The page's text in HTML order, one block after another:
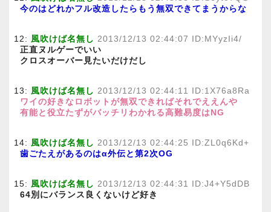
今のはどれかフル改造したらもう無双できてまうからな
12: 風吹けば名無し 2013/12/13 02:44:07 ID:MYyzIi4/
正直ヌルゲーでいい
クロスオーバー見たいだけだし
13: 風吹けば名無し 2013/12/13 02:44:11 ID:1X76a8Ra
ワイの好きなロボットが無双できればそれでええんや
有能と役立たずがバッチリわかれる高難易度はNG
14: 風吹けば名無し 2013/12/13 02:44:25 ID:ZL0q6Kd+
歯ごたえがあるのはα外伝と第2次OG
15: 風吹けば名無し 2013/12/13 02:44:31 ID:J4+Y5dDB
64別にバランス良くないけど好き